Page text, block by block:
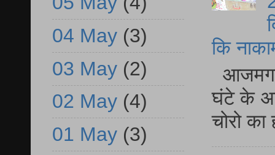
कि
घंटे के
चोरो
04 May (3)
03 May (2)
02 May (4)
01 May (3)